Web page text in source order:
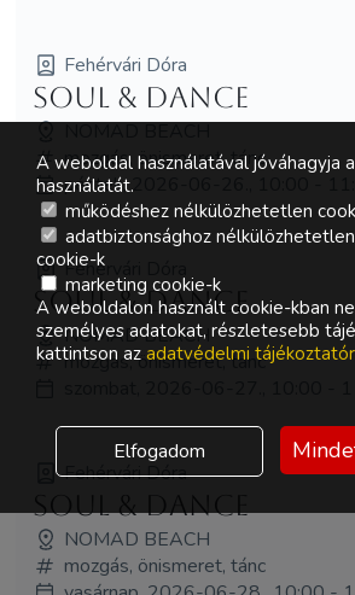
Fehérvári Dóra
Soul & Dance
mozgás, önismeret, tánc
péntek, 2026-06-26., 10:00 -
Fehérvári Dóra
Soul & Dance
NOMAD BEACH
mozgás, önismeret, tánc
Fehérvári Dóra
Soul & Dance
NOMAD BEACH
mozgás, önismeret, tánc
A weboldal használatával jóváhagyja
használatát.
működéshez nélkülözhetetlen
adatbiztonsághoz
cookie-k
marketing cookie-k
A weboldalon használt cookie-kban
személyes adatokat, részletesebb
kattintson az adatvédelmi
Elfogadom